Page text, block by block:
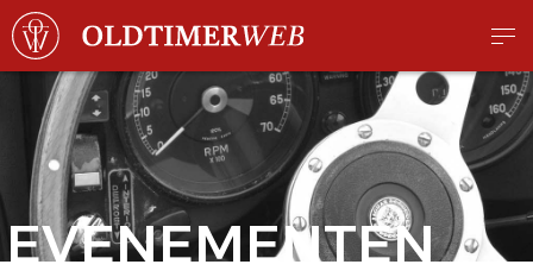
EVENEMENTEN